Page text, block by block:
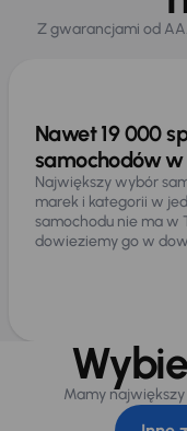
Z gwarancjami od
Nawet 19 000
samochodów
Największy wybór
marek i kategorii w
samochodu nie ma w
dowieziemy go w
Mamy